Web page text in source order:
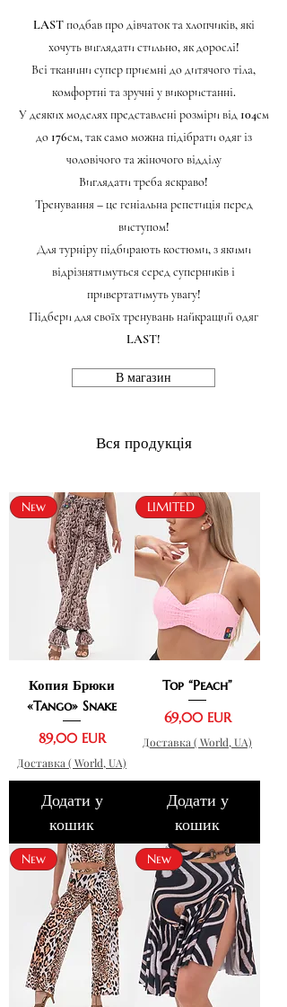
LAST подбав про дівчаток та хлопчиків, які
хочуть виглядати стильно, як дорослі!
Всі тканини супер приємні до дитячого тіла,
комфортні та зручні у використанні.
У деяких моделях представлені розміри від 104см
до 176см, так само можна підібрати одяг із
чоловічого та жіночого відділу
Виглядати треба яскраво!
Тренування – це геніальна репетиція перед
виступом!
Для турніру підбирають костюми, з якими
відрізнятимуться серед суперників і
привертатимуть увагу!
Підбери для своїх тренувань найкращий одяг
LAST!
В магазин
Вся продукція
New
Копия Брюки
«Tango» Snake
Ціна
89,00 EUR
Доставка ( World, UA)
Додати у
кошик
LIMITED
Top “Peach”
Ціна
69,00 EUR
Доставка ( World, UA)
Додати у
кошик
New New